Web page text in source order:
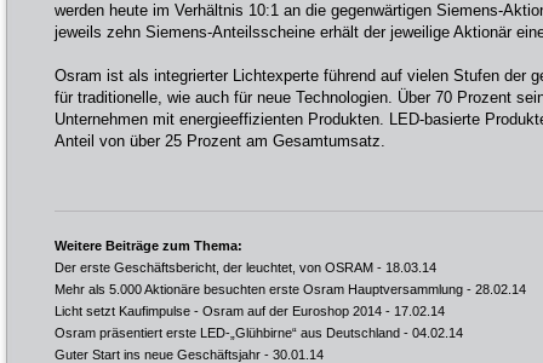
werden heute im Verhältnis 10:1 an die gegenwärtigen Siemens-
jeweils zehn Siemens-Anteilsscheine erhält der jeweilige Aktionär
Osram ist als integrierter Lichtexperte führend auf vielen Stufen der
für traditionelle, wie auch für neue Technologien. Über 70 Prozent
Unternehmen mit energieeffizienten Produkten. LED-basierte
Anteil von über 25 Prozent am Gesamtumsatz.
Weitere Beiträge zum Thema:
Der erste Geschäftsbericht, der leuchtet, von OSRAM - 18.03.14
Mehr als 5.000 Aktionäre besuchten erste Osram Hauptversammlung - 28.02.14
Licht setzt Kaufimpulse - Osram auf der Euroshop 2014 - 17.02.14
Osram präsentiert erste LED-„Glühbirne“ aus Deutschland - 04.02.14
Guter Start ins neue Geschäftsjahr - 30.01.14